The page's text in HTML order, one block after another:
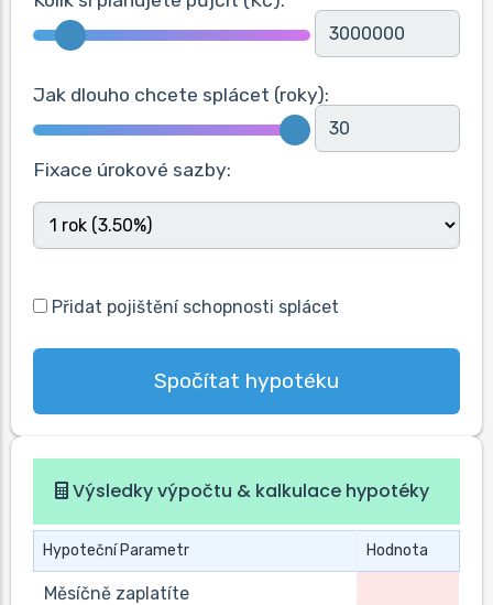
Jak dlouho chcete splácet (roky):
Fixace úrokové sazby:
Přidat pojištění schopnosti splácet
Spočítat hypotéku
Výsledky výpočtu & kalkulace hypotéky
Hypoteční Parametr Hodnota
Měsíčně zaplatíte